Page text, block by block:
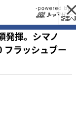
記事へ
揮。シマノ
フラッシュブー